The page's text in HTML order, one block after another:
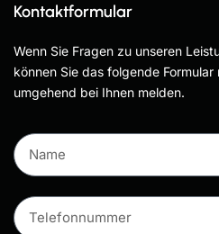
Kontaktformular
Wenn Sie Fragen zu unseren
können Sie das folgende
umgehend bei Ihnen melden.